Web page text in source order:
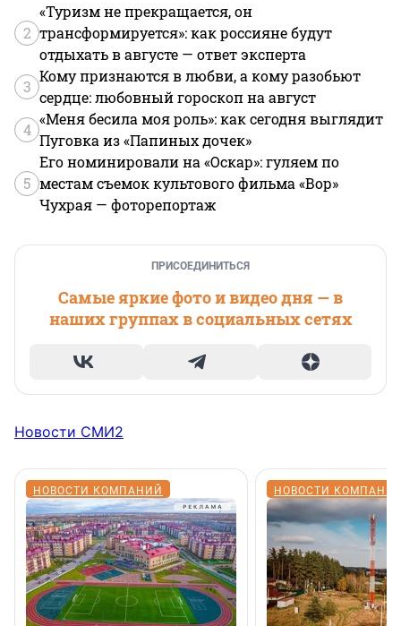
2
«Туризм не прекращается, он
трансформируется»: как россияне будут
отдыхать в августе — ответ эксперта
3
Кому признаются в любви, а кому разобьют
сердце: любовный гороскоп на август
4
«Меня бесила моя роль»: как сегодня выглядит
Пуговка из «Папиных дочек»
5
Его номинировали на «Оскар»: гуляем по
местам съемок культового фильма «Вор»
Чухрая — фоторепортаж
ПРИСОЕДИНИТЬСЯ
Самые яркие фото и видео дня — в
наших группах в социальных сетях
Новости СМИ2
НОВОСТИ КОМПАНИЙ НОВОСТИ